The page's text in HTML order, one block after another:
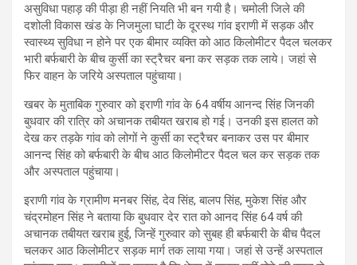
असुविधा पहाड़ की पीड़ा ही नहीं नियति भी बन गयी है। चमोली जिले की
दशोली विकास खंड के निजमुला घाटी के दूरस्थ गांव इराणी में सड़क और
स्वास्थ्य सुविधा न होने पर एक बीमार व्यक्ति को आठ किलोमीटर पैदल चलकर
भारी बर्फबारी के बीच कुर्सी का स्ट्रैचर बना कर सड़क तक लाये। जहां से
फिर वाहन के जरिये अस्पताल पहुंचाया।
खबर के मुताबिक गुरुवार को इराणी गांव के 64 वर्षीय आनन्द सिंह जिनकी
बुधवार की रात्रि को अचानक तबीयत खराब हो गई। उनकी इस हालत को
देख कर तड़के गांव को लोगों ने कुर्सी का स्ट्रैचर बनाकर उस पर बीमार
आनन्द सिंह को बर्फबारी के बीच आठ किलोमीटर पैदल चल कर सड़क तक
और अस्पताल पहुंचाया।
इराणी गांव के ग्रामीण मनबर सिंह, देव सिंह, बालप सिंह, मुकेश सिंह और
चंद्रमोहन सिंह ने बताया कि बुधवार देर रात को आनद सिंह 64 वर्ष की
अचानक तबीयत खराब हुई, जिन्हें गुरुवार को सुबह ही बर्फबारी के बीच पैदल
चलकर आठ किलोमीटर सड़क मार्ग तक लाया गया। जहां से उन्हें अस्पताल